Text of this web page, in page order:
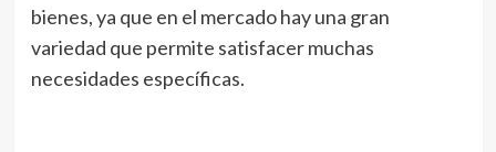
bienes, ya que en el mercado hay una gran
variedad que permite satisfacer muchas
necesidades específicas.